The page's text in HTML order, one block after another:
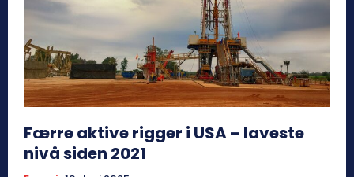
Færre aktive rigger i USA – laveste
nivå siden 2021